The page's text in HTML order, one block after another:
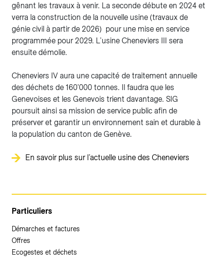
gênant les travaux à venir. La seconde débute en 2024 et
verra la construction de la nouvelle usine (travaux de
génie civil à partir de 2026) pour une mise en service
programmée pour 2029. L’usine Cheneviers III sera
ensuite démolie.
Cheneviers IV aura une capacité de traitement annuelle
des déchets de 160'000 tonnes. Il faudra que les
Genevoises et les Genevois trient davantage. SIG
poursuit ainsi sa mission de service public afin de
préserver et garantir un environnement sain et durable à
la population du canton de Genève.
En savoir plus sur l’actuelle usine des Cheneviers
Particuliers
Démarches et factures
Offres
Ecogestes et déchets